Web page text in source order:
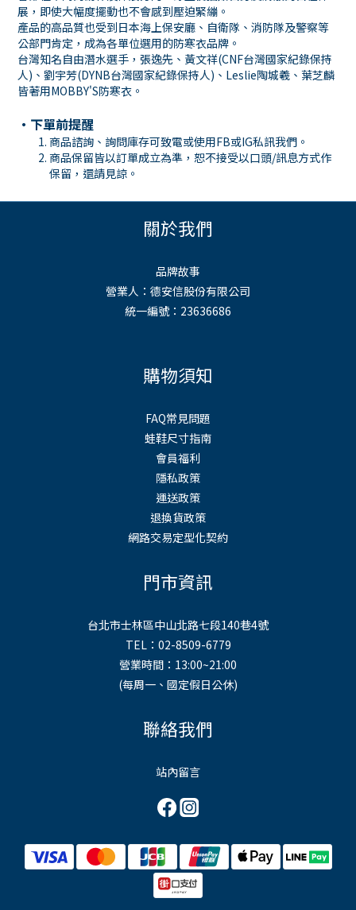
展，即使大幅度擺動也不會感到壓迫緊繃。
產品的高品質也受到日本海上保安廳、自衛隊、消防隊及警察等
公部門肯定，成為各單位選用的防寒衣品牌。
台灣知名自由潛水選手，張逸先、黃文祥(CNF台灣國家紀錄保持
人)、劉宇芳(DYNB台灣國家紀錄保持人)、Leslie陶城羲、葉芝麟
皆著用MOBBY'S防寒衣。
・下單前提醒
商品諮詢、詢問庫存可致電或使用FB或IG私訊我們。
商品保留皆以訂單成立為準，恕不接受以口頭/訊息方式作
保留，還請見諒。
關於我們
品牌故事
營業人：德安信股份有限公司
統一編號：23636686
購物須知
FAQ常見問題
蛙鞋尺寸指南
會員福利
隱私政策
運送政策
退換貨政策
網路交易定型化契約
門市資訊
台北市士林區中山北路七段140巷4號
TEL：02-8509-6779
營業時間：13:00~21:00
(每周一、國定假日公休)
聯絡我們
站內留言